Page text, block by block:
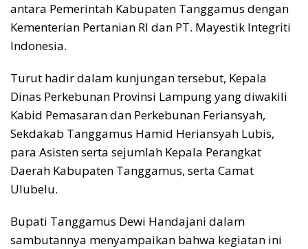
antara Pemerintah Kabupaten Tanggamus dengan
Kementerian Pertanian RI dan PT. Mayestik Integriti
Indonesia.
Turut hadir dalam kunjungan tersebut, Kepala
Dinas Perkebunan Provinsi Lampung yang diwakili
Kabid Pemasaran dan Perkebunan Feriansyah,
Sekdakab Tanggamus Hamid Heriansyah Lubis,
para Asisten serta sejumlah Kepala Perangkat
Daerah Kabupaten Tanggamus, serta Camat
Ulubelu.
Bupati Tanggamus Dewi Handajani dalam
sambutannya menyampaikan bahwa kegiatan ini